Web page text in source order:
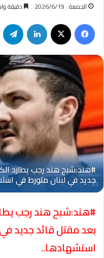
الجمعة : 2026/6/19 دقيقة
فيسبوك لينكدإن
Oplus_131072
بعد مقتل قائد جديد
استشهادها..